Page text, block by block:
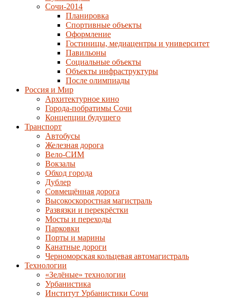
Сочи-2014
Планировка
Спортивные объекты
Оформление
Гостиницы, медиацентры и университет
Павильоны
Социальные объекты
Объекты инфраструктуры
После олимпиады
Россия и Мир
Архитектурное кино
Города-побратимы Сочи
Концепции будущего
Транспорт
Автобусы
Железная дорога
Вело-СИМ
Вокзалы
Обход города
Дублер
Совмещённая дорога
Высокоскоростная магистраль
Развязки и перекрёстки
Мосты и переходы
Парковки
Порты и марины
Канатные дороги
Черноморская кольцевая автомагистраль
Технологии
«Зелёные» технологии
Урбанистика
Институт Урбанистики Сочи